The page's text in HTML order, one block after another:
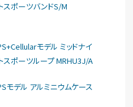
スポーツバンドS/M
モデル ミッドナイ
スポーツループ MRHU3J/A
デル アルミニウムケース